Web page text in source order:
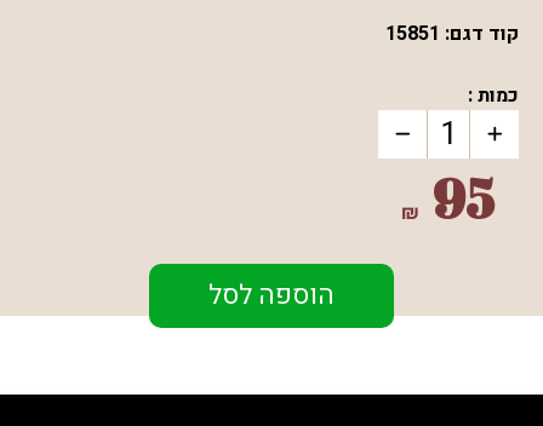
קוד דגם: 15851
כמות :
95
₪
הוספה לסל